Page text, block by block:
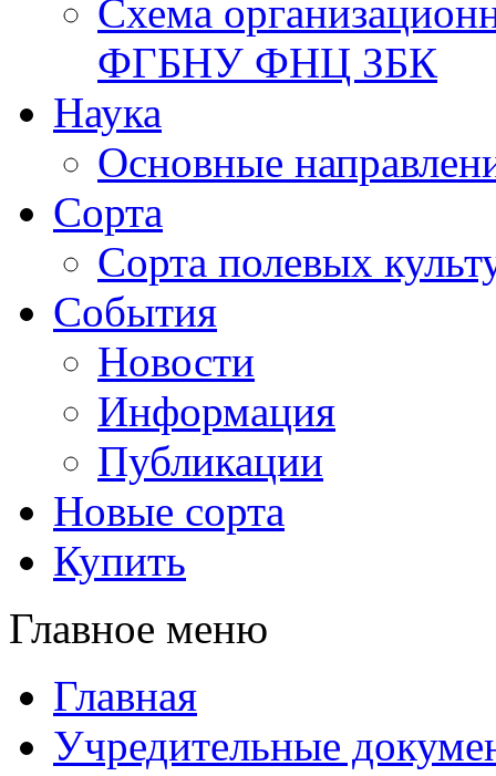
Схема
ФГБНУ ФНЦ ЗБК
Наука
Основные
Сорта
Сорта полевых
События
Новости
Информация
Публикации
Новые сорта
Купить
Главное меню
Главная
Учредительные